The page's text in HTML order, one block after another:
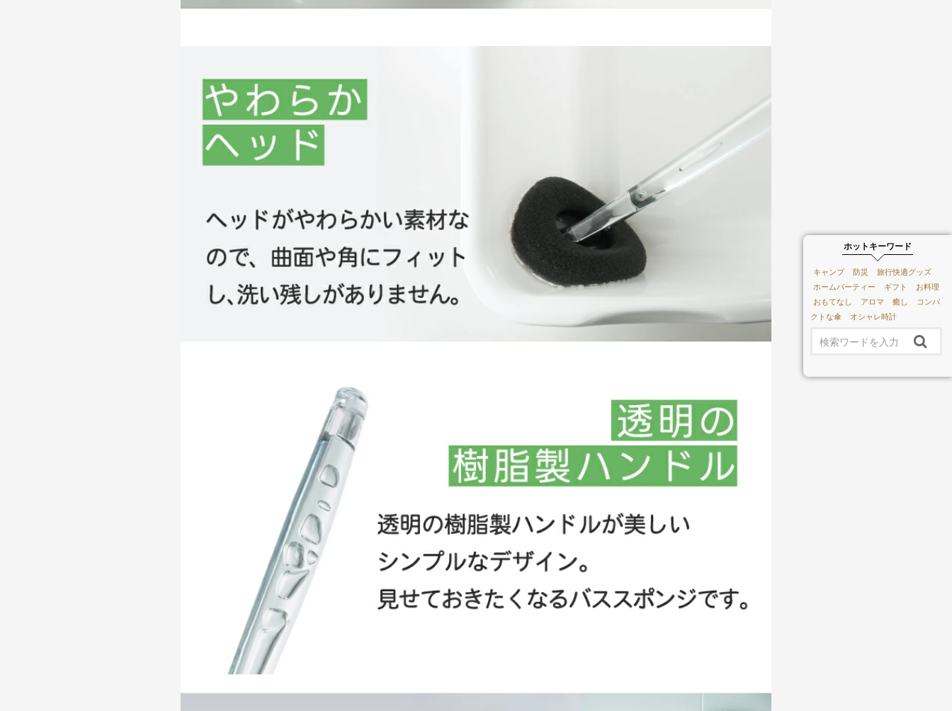
ホットキーワード
キャンプ 防災
旅行快適グッズ
ホームパーティー
ギフト
お料理
おもてなし
アロマ 癒し
コンパ
クトな傘
オシャレ時計